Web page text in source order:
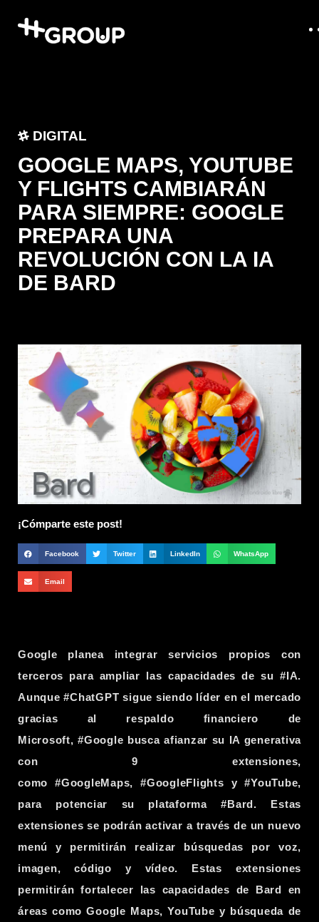
DIGITAL
GOOGLE MAPS, YOUTUBE
Y FLIGHTS CAMBIARÁN
PARA SIEMPRE: GOOGLE
PREPARA UNA
REVOLUCIÓN CON LA IA
DE BARD
¡Cómparte este post!
Facebook Twitter LinkedIn WhatsApp
Email
Google planea integrar servicios propios con
terceros para ampliar las capacidades de su #IA.
Aunque#ChatGPT sigue siendo líder en el mercado
gracias al respaldo financiero de
Microsoft, #Google busca afianzar su IA generativa
con 9 extensiones,
como #GoogleMaps, #GoogleFlights y#YouTube,
para potenciar su plataforma#Bard. Estas
extensiones se podrán activar a través de un nuevo
menú y permitirán realizar búsquedas por voz,
imagen, código y vídeo. Estas extensiones
permitirán fortalecer las capacidades de Bard en
áreas como Google Maps, YouTube y búsqueda de